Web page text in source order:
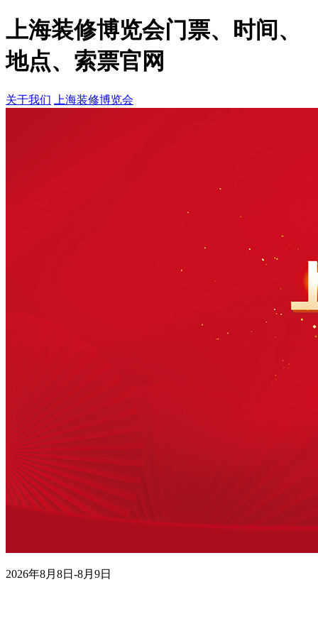
上海装修博览会门票、时间、
地点、索票官网
关于我们 上海装修博览会
2026年8月8日-8月9日